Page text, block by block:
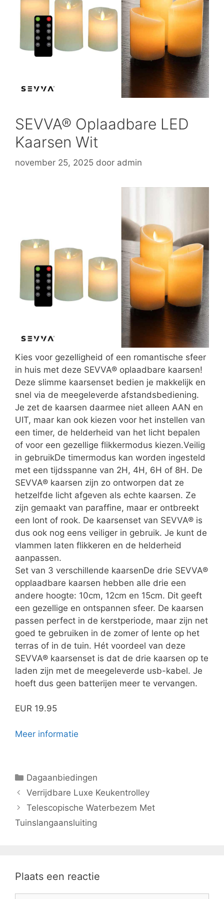
SEVVA® Oplaadbare LED
Kaarsen Wit
november 25, 2025 door admin
Kies voor gezelligheid of een romantische sfeer
in huis met deze SEVVA® oplaadbare kaarsen!
Deze slimme kaarsenset bedien je makkelijk en
snel via de meegeleverde afstandsbediening.
Je zet de kaarsen daarmee niet alleen AAN en
UIT, maar kan ook kiezen voor het instellen van
een timer, de helderheid van het licht bepalen
of voor een gezellige flikkermodus kiezen.Veilig
in gebruikDe timermodus kan worden ingesteld
met een tijdsspanne van 2H, 4H, 6H of 8H. De
SEVVA® kaarsen zijn zo ontworpen dat ze
hetzelfde licht afgeven als echte kaarsen. Ze
zijn gemaakt van paraffine, maar er ontbreekt
een lont of rook. De kaarsenset van SEVVA® is
dus ook nog eens veiliger in gebruik. Je kunt de
vlammen laten flikkeren en de helderheid
aanpassen.
Set van 3 verschillende kaarsenDe drie SEVVA®
opplaadbare kaarsen hebben alle drie een
andere hoogte: 10cm, 12cm en 15cm. Dit geeft
een gezellige en ontspannen sfeer. De kaarsen
passen perfect in de kerstperiode, maar zijn net
goed te gebruiken in de zomer of lente op het
terras of in de tuin. Hét voordeel van deze
SEVVA® kaarsenset is dat de drie kaarsen op te
laden zijn met de meegeleverde usb-kabel. Je
hoeft dus geen batterijen meer te vervangen.
EUR 19.95
Meer informatie
Categorieën
Dagaanbiedingen
Verrijdbare Luxe Keukentrolley
Telescopische Waterbezem Met
Tuinslangaansluiting
Plaats een reactie